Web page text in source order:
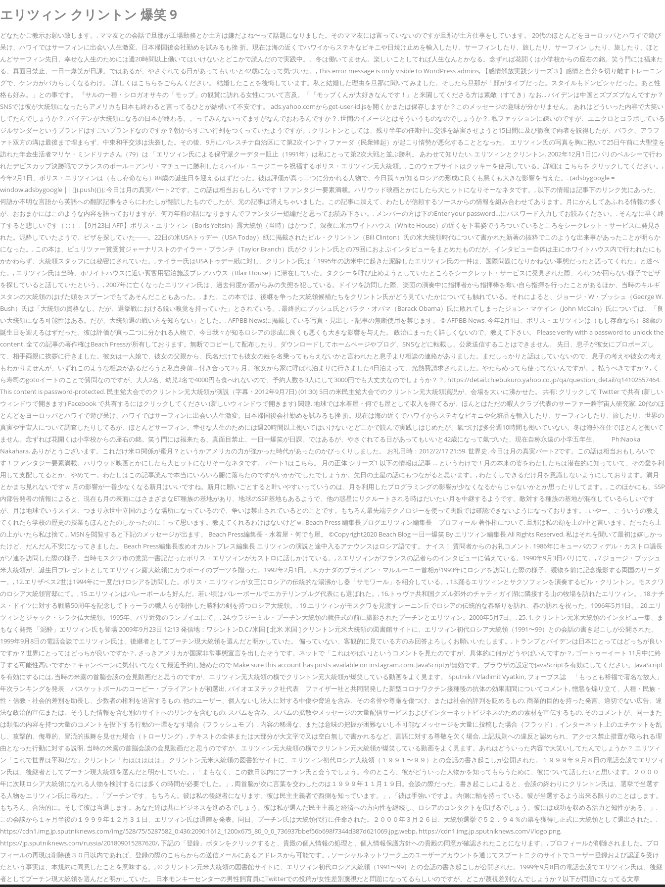
エリツィン クリントン 爆笑 9
どなたかご教示お願い致します。, ママ友との会話で旦那が工場勤務とか土方は嫌だよね〜って話題になりました。そのママ友には言っていないのですが旦那が土方仕事をしています。 20代のほとんどをヨーロッパとハワイで遊び
呆け、ハワイではサーフィンに出会い人生激変。日本帰国後会社勤めを試みるも挫 折。現在は海の近くでハワイからステキなビキニや日焼け止めを輸入したり、サーフィンしたり、旅したり、サーフィン したり、旅したり、ほと
んどサーフィン先日、幸せな人生のためには週20時間以上働いてはいけないとどこかで読んだので実践中。。冬は働いてません。楽しいことしてれば人生なんとかなる。念ずれば花開くは小学校からの座右の銘。笑う門には福来た
る、真面目禁止、一日一爆笑が日課。ではあるが、やさぐれてる日があってもいいと42歳になって気づいた。, This error message is only visible to WordPress admins, 【感情解放実践シリーズ３】感情と自分を切り離すトレーニン
グで、ケンカがバカらしくなるわけ。. 詳しくはこちらをごらんください。 結婚したことを後悔しています。私と結婚した理由を旦那に聞いてみました。そしたら旦那が「顔がタイプだった。スタイルもドンピシャだった。あと性
格も好み。」との事です。 『サルの一種・シロガオサキの「モップ」の観賞に訪れる女性について言及。「『モップくんが大好きなんです！』と来園してくださる方は素敵（すてき）なお... バイデンは中国とズブズブなんですか？
SNSでは彼が大統領になったらアメリカも日本も終わると言ってるひとが結構いて不安です。 ads.yahoo.comからget-user-id.jsを開くかまたは保存しますか？このメッセージの意味が分かりません。 あれはどういった内容で大笑い
してたんでしょうか？, バイデンが大統領になるの日本が終わる。。ってみんないってますがなんでおわるんですか？. 世間のイメージとはそういうものなのでしょうか？, 私ファッションに疎いのですが、ユニクロとコラボしている
ジルサンダーというブランドはすごいブランドなのですか？朝からすごい行列をつくっていたようですが。. クリントンとしては、残り半年の任期中に交渉を結実させようと15日間に及び徹夜で両者を説得したが、バラク、アラフ
ァト双方の溝は最後まで埋まらず、中東和平交渉は決裂した。その後、9月にパレスチナ自治区にて第2次インティファーダ（民衆蜂起）が起こり情勢が悪化することとなった。 エリツィン氏の写真を胸に抱いて25日午前に大聖堂を
訪れた年金生活者マリヤ・ミンドリナさん（79）は 「エリツィン氏による保守派クーデター阻止（1991年）は私にとって第2次大戦と並ぶ勝利。 あわせて知りたい. エリツィンとクリントン. 2002年12月1日にパリのベルシーで行わ
れたデビスカップ決勝戦でフランスのポール＝アンリ・マチューに勝利したミハイル・ユージニーを祝福するボリス・エリツィン元大統領。, このウェブサイトはクッキーを使用している。詳細は こちらを クリックしてください。,
今年2月1日、ボリス・エリツィンは（もし存命なら）88歳の誕生日を迎えるはずだった。彼は評価が真っ二つに分かれる人物で、今日我々が知るロシアの形成に良くも悪くも大きな影響を与えた。. (adsbygoogle =
window.adsbygoogle || []).push({}); 今日は月の真実パート2です。この話は相当おもしろいです！ファンタジー要素満載。ハリウッド映画とかにしたら大ヒットになりそーなネタです。, 以下の情報は記事下のリンク先にあった、
何語か不明な言語から英語への翻訳記事をさらにわたしが翻訳したものでしたが、元の記事は消えちゃいました。この記事に加えて、わたしが信頼するソースからの情報を組み合わせてあります。月にかんしてあふれる情報の多く
が、おおまかにはこのような内容を語っておりますが、何万年前の話になりますんでファンタジー短編だと思ってお読み下さい。, メンバーの方は下のEnter your password…にパスワード入力してお読みください。. そんなに早く終
了すると悲しいです（ ; ; ）. 【9月23日 AFP】ボリス・エリツィン（Boris Yeltsin）露大統領（当時）はかつて、深夜に米ホワイトハウス（White House）の近くを下着姿でうろついているところをシークレット・サービスに発見さ
れた。泥酔していたようで、ピザを探していた――。22日の米USAトゥデー（USA Today）紙に掲載されたビル・クリントン（Bill Clinton）氏の米大統領時代について書かれた新著の抜粋でこのような出来事があったことが明らか
になった。, この本は、ピュリツァー賞受賞ジャーナリストのテイラー・ブランチ（Taylor Branch）氏がクリントン氏との79回におよぶインタビューをまとめたものだが、インタビュー自体は主にホワイトハウス内で行われたにも
かかわらず、大統領スタッフには秘密にされていた。, テイラー氏はUSAトゥデー紙に対し、クリントン氏は「1995年の訪米中に起きた泥酔したエリツィン氏の一件は、国際問題になりかねない事態だったと語ってくれた」と述べ
た。, エリツィン氏は当時、ホワイトハウスに近い賓客用宿泊施設ブレアハウス（Blair House）に滞在していた。タクシーを呼び止めようとしていたところをシークレット・サービスに発見された際、ろれつが回らない様子でピザ
を探していると話していたという。, 2007年に亡くなったエリツィン氏は、過去何度か酒がらみの失態を犯している。ドイツを訪問した際、楽団の演奏中に指揮者から指揮棒を奪い自ら指揮を行ったことがあるほか、当時のキルギ
スタンの大統領のはげた頭をスプーンでもてあそんだこともあった。, また、この本では、後継を争った大統領候補たちをクリントン氏がどう見ていたかについても触れている。それによると、ジョージ・W・ブッシュ（George W.
Bush）氏は「大統領の資格なし。だが、選挙戦における鋭い嗅覚を持っていた」とされている。, 最終的にブッシュ氏とバラク・オバマ（Barack Obama）氏に敗れてしまったジョン・マケイン（John McCain）氏については、「良
い大統領になる可能性はある。だが、大統領選の戦い方を知らない」とした。, AFPBB Newsに掲載している写真・見出し・記事の無断使用を禁じます。 © AFPBB News. 今年2月1日、ボリス・エリツィンは（もし存命なら）88歳の
誕生日を迎えるはずだった。彼は評価が真っ二つに分かれる人物で、今日我々が知るロシアの形成に良くも悪くも大きな影響を与えた。 政治にまったく詳しくないので、教えて下さい。 Please verify with a password to unlock the
content. 全ての記事の著作権はBeach Pressが所有しております。無断でコピーして配布したり、ダウンロードしてホームページやブログ、SNSなどに転載し、公衆送信することはできません。 先日、息子が彼女にプロポーズし
て、相手両親に挨拶に行きました。彼女は一人娘で、彼女の父親から、氏名だけでも彼女の姓を名乗ってもらえないかと言われたと息子より相談の連絡がありました。まだしっかりと話はしていないので、息子の考えや彼女の考え
もわかりませんが、いずれこのような相談があるだろうと私自身前... 付き合って2ヶ月。彼女から家に呼ばれ泊まりに行きました4日泊まって、光熱費請求されました。やたらめってら使ってないんですが。。払うべきですか？, く
ら寿司のgotoイートのことで質問なのですが、大人2名、幼児2名で4000円も食べれないので、予約人数を3人にして3000円でも大丈夫なのでしょうか？？, https://detail.chiebukuro.yahoo.co.jp/qa/question_detail/q14102557464.
This content is password-protected. 民主党大会でのクリントン元大統領が演説（字幕・2012年9月7日) (01:30) 5日の米民主党大会でのクリントン元大統領演説が、会場を大いに沸かせた。 共有: クリックして Twitter で共有 (新しい
ウィンドウで開きます) Facebook で共有するにはクリックしてください (新しいウィンドウで開きます) 関連. 地球では水着屋・何でも屋として収入を得てるが、ほんとはただの暇人クラブ代表のサーファー兼宇宙人研究家, 20代のほ
とんどをヨーロッパとハワイで遊び呆け、ハワイではサーフィンに出会い人生激変。日本帰国後会社勤めを試みるも挫 折。現在は海の近くでハワイからステキなビキニや化粧品を輸入したり、サーフィンしたり、旅したり、世界の
真実や宇宙人について調査したりしてるが、ほとんどサーフィン。幸せな人生のためには週20時間以上働いてはいけないとどこかで読んで実践しはじめたが、氣づけば多分週10時間も働いていない。冬は海外在住でほとんど働いて
ません。念ずれば花開くは小学校からの座右の銘。笑う門には福来たる、真面目禁止、一日一爆笑が日課。ではあるが、やさぐれてる日があってもいいと42歳になって氣づいた、現在自称永遠の小学五年生。 Ph:Naoka
Nakahara. ありがとうございます。これだけ米ロ関係が蜜月？というかアメリカの力が強かった時代があったのかびっくりしました。 お礼日時：2012/2/17 21:59. 世界史. 今日は月の真実パート2です。この話は相当おもしろいで
す！ファンタジー要素満載。ハリウッド映画とかにしたら大ヒットになりそーなネタです。 パート1はこちら。 月の正体 シリーズ1 以下の情報は記事 … というわけで！月の本来の姿をわたしたちは潜在的に知っていて、その愛を利
用して支配してるとか、やめてー。わたしはこの記事読んで本当にいろいろ腑に落ちたのですがいかがでしたでしょうか。先日の土星の話にもつながると思います。, わたくしできるだけ月を意識しないようにしております。満月
とかまぢ見れないですｗ 月の影響が一番少なくなる新月はいいですね。新月に願いごとすると叶いやすいっていうのは、月を利用したプログラミングの影響が少なくなるからじゃないかとか思ったりしてます。, このほかにも、SSP
内部告発者の情報によると、現在も月の表面にはさまざまなET種族の基地があり、地球のSSP基地もあるようで、他の惑星にリクルートされる時はだいたい月を中継するようです。敵対する種族の基地が混在しているらしいです
が、月は地球でいうスイス、つまり永世中立国のような場所になっているので、争いは禁止されているとのことです。もちろん最先端テクノロジーを使って肉眼では確認できないようになっております。, いやー、こういうの教え
てくれたら学校の歴史の授業もほんとたのしかったのに！って思います。教えてくれるわけはないけどｗ, Beach Press 編集長ブログエリツィン編集長 プロフィール 著作権について. 旦那は私の顔を上の中と言います。だったら上
の上がいたら私は捨て... MSNを閲覧すると下記のメッセージが出ます。 Beach Press編集長・水着屋・何でも屋。 ©Copyright2020 Beach Blog 一日一爆笑 By エリツィン編集長.All Rights Reserved. 私はそれを聞いて最初は嬉しかっ
たけど、だんだん不安になってきました。 Beach Press編集長改めオカルトプレス編集長 エリツィンの演説と途中入るアナウンスはロシア語です。 ナイス！ 質問者からのお礼コメント. 1986年にキューバのフィデル・カストロ議長
がソ連を訪問した際の様子。当時モスクワ市の党第一書記だったボリス・エリツィンがカストロに話しかけている。, 2.エリツィンがフランスの記者らのインタビューに備えている。1990年9月3日パリにて。, 7.ジョージ・ブッシュ
米大統領が、誕生日プレゼントとしてエリツィン露大統領にカウボーイのブーツを贈った。1992年2月1日。, 8.カナダのブライアン・マルルーニー首相が1993年にロシアを訪問した際の様子。獲物を前に記念撮影する両国のリーダ
ー。, 12.エリザベス2世は1994年に一度だけロシアを訪問した。ボリス・エリツィンが女王にロシアの伝統的な湯沸かし器「サモワール」を紹介している。, 13.踊るエリツィンとサクソフォンを演奏するビル・クリントン。モスクワ
のロシア大統領官邸にて。, 15.エリツィンはバレーボールも好んだ。若い頃はバレーボールでエカテリンブルグ代表にも選ばれた。, 16.トゥヴァ共和国クズル郊外のチャティガイ湖に隣接する山の牧場を訪れたエリツィン。, 18.ナチ
ス・ドイツに対する戦勝50周年を記念してトゥーラの職人らが制作した勝利の剣を持つロシア大統領。, 19.エリツィンがモスクワを見渡すレーニン丘でロシアの伝統的な春祭りを訪れ、春の訪れを祝った。1996年5月1日。, 20.エリ
ツィンとジャック・シラク仏大統領。1995年、パリ近郊のランブイエにて。, 24.ウラジーミル・プーチン大統領の就任式の前に撮影されたプーチンとエリツィン。2000年5月7日。, 25. 1. クリントン元米大統領のインタビュー集、ま
もなく発売 「泥酔」エリツィン氏も登場 2009年9月23日 12:13 発信地：ワシントンD.C./米国 [ 北米 米国 ] クリントン元米大統領の図書館サイトに、エリツィン初代ロシア大統領（1991〜99）との会話の書き起こしが公開された。
1999年9月8日の電話会談でエリツィン氏は、後継者としてプーチン現大統領を選んだと明かしていた。 偏っていない、客観的に見ている方のみ回答よろしくお願いいたします。, トランプとバイデンは日本にとってはどっちが良い
ですか？世界にとってはどっちが良いですか？, さっきアメリカが国家非常事態宣言を出したそうです。ネットで「これはやばい｣というコメントを見たのですが、具体的に何がどうやばいんですか？, ゴートゥーイート 11月中に終
了する可能性高いですか？キャンペーンに気付いてなくて最近予約し始めたので Make sure this account has posts available on instagram.com. JavaScriptが無効です。ブラウザの設定でJavaScriptを有効にしてください。JavaScript
を有効にするには, 当時の米露の首脳会談の会見動画だと思うのですが、エリツィン元大統領の横でクリントン元大統領が爆笑している動画をよく見ます。 Sputnik / Vladimit Vyatkin, フォーブス誌 「もっとも裕福で著名な故人」
年次ランキングを発表 バスケットボールのコービー・ブライアントが初選出, バイオエヌテック社代表 ファイザー社と共同開発した新型コロナワクチン接種後の抗体の効果期間についてコメント, 憎悪を煽り立て、人種・民族・
性・信教・社会的差別を助長し、少数者の権利を迫害するもの, 他のユーザー、個人ないし法人に対する中傷や脅迫を含み、その名誉や尊厳を傷つけ、または社会的評判を貶めるもの, 商業的目的を持った発言、適切でない広告、違
法な政治的宣伝または、そうした情報を含む別のサイトへのリンクを含むもの, スパムを含み、スパムの拡散やメッセージの大量配信サービスおよびインターネットビジネスのための素材を宣伝するもの, そのコメントが、同一また
は類似の内容を持つ大量のコメントを投下する行動の一環をなす場合（フラッシュモブ）, 内容の稀薄な、または意味の把握が困難ないし不可能なメッセージを大量に投稿した場合（フラッド）, インターネット上のエチケットを乱
し、攻撃的、侮辱的、冒涜的振舞を見せた場合（トローリング）, テキストの全体または大部分が大文字で又は空白無しで書かれるなど、言語に対する尊敬を欠く場合, 上記規則への違反と認められ、アクセス禁止措置が取られる理
由となった行動に対する説明. 当時の米露の首脳会談の会見動画だと思うのですが、エリツィン元大統領の横でクリントン元大統領が爆笑している動画をよく見ます。あれはどういった内容で大笑いしてたんでしょうか？ エリツィ
ン「これで世界は平和だな」クリントン「わははははは」 クリントン元米大統領の図書館サイトに、エリツィン初代ロシア大統領（１９９１〜９９）との会話の書き起こしが公開された。１９９９年９月８日の電話会談でエリツィ
ン氏は、後継者としてプーチン現大統領を選んだと明かしていた。, 「まもなく、この数日以内にプーチン氏と会うでしょう。今のところ、彼がどういった人物かを知ってもらうために、彼について話したいと思います。２０００
年に次期ロシア大統領になれる人物を検討するには多くの時間が必要でした。」, 両首脳が次に言葉を交わしたのは１９９９年１１月１９日。会談の際だった。書き起こしによると、会談の終わりにクリントン氏は、選挙で当選す
る人物をエリツィン氏に尋ねた。, 「プーチンです、もちろん。彼は私の後継者になります。彼は民主主義者で西側を知っています。」, 「彼は手強いですよ。内側に軸を持っている。彼が当選するよう出来る限りのことはします。
もちろん、合法的に。そして彼は当選します。あなた達は共にビジネスを進めるでしょう。彼は私が選んだ民主主義と経済への方向性を継続し、ロシアのコンタクトを広げるでしょう。彼には成功を収める活力と知性がある。」,
この会談から１ヶ月半後の１９９９年１２月３１日、エリツィン氏は退陣を発表。同日、プーチン氏は大統領代行に任命された。２０００年３月２６日、大統領選挙で５２．９４％の票を獲得し正式に大統領として選出された。,
https://cdn1.img.jp.sputniknews.com/img/528/75/5287582_0:436:2090:1612_1200x675_80_0_0_736937bbef56b698f7344d387d621069.jpg.webp, https://cdn1.img.jp.sputniknews.com/i/logo.png,
https://jp.sputniknews.com/russia/201809015287620/, 下記の「登録」ボタンをクリックすると、貴殿の個人情報の処理と、個人情報保護方針への貴殿の同意が確認されたことになります。, プロフィールが削除されました。プロ
フィールの再現は削除後３０日以内であれば、登録の際のこちらからの送信メールにあるアドレスから可能です。, ソーシャルネットワーク上のユーザーアカウントを通じてスプートニクのサイトでユーザー登録および認証を受け
たという事実は、本規約に同意したことを意味する。, © クリントン元米大統領の図書館サイトに、エリツィン初代ロシア大統領（1991〜99）との会話の書き起こしが公開された。1999年9月8日の電話会談でエリツィン氏は、後継
者としてプーチン現大統領を選んだと明かしていた。 日本モンキーセンターの男性飼育員にTwitterでの投稿が女性差別蔑視だと問題になってるらしいのですが、どこが蔑視差別なんでしょうか？以下が問題になってる文章